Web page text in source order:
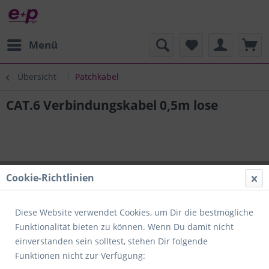
Menü
Übersicht Patchkabel
CAT.6 Verbindungskabel 0,5m lose
Cookie-Richtlinien
Diese Website verwendet Cookies, um Dir die bestmögliche
Funktionalität bieten zu können. Wenn Du damit nicht
einverstanden sein solltest, stehen Dir folgende
Funktionen nicht zur Verfügung: